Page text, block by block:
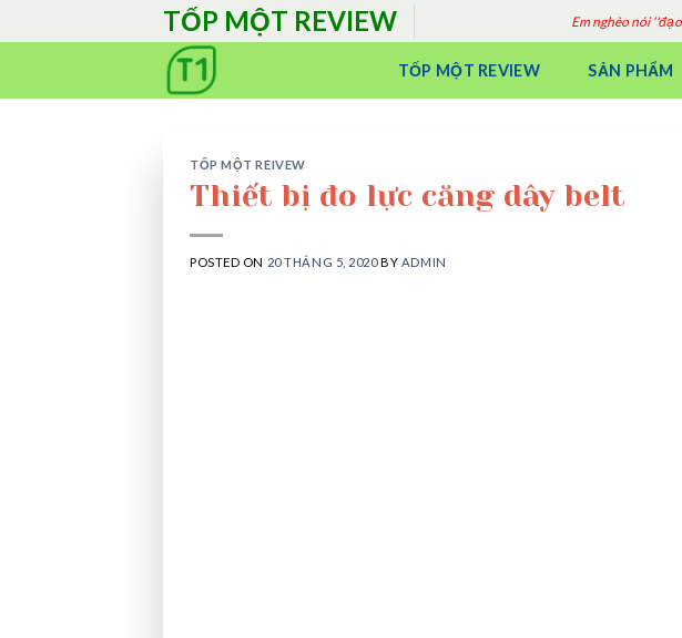
to
TỐP MỘT REVIEW Em nghèo nói
TỐP MỘT REVIEW SẢN PHẨM
TỐP MỘT REIVEW
Thiết bị đo lực căng dây belt
POSTED ON 20 THÁNG 5, 2020BY ADMIN